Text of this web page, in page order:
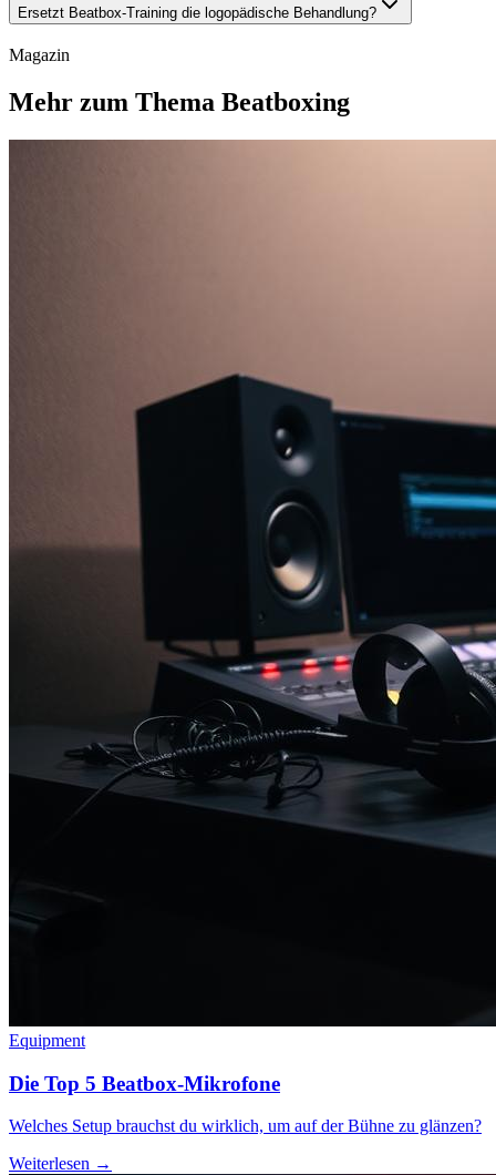
Ersetzt Beatbox-Training die logopädische Behandlung?
Magazin
Mehr zum Thema Beatboxing
Equipment
Die Top 5 Beatbox-Mikrofone
Welches Setup brauchst du wirklich, um auf der Bühne zu glänzen?
Weiterlesen →